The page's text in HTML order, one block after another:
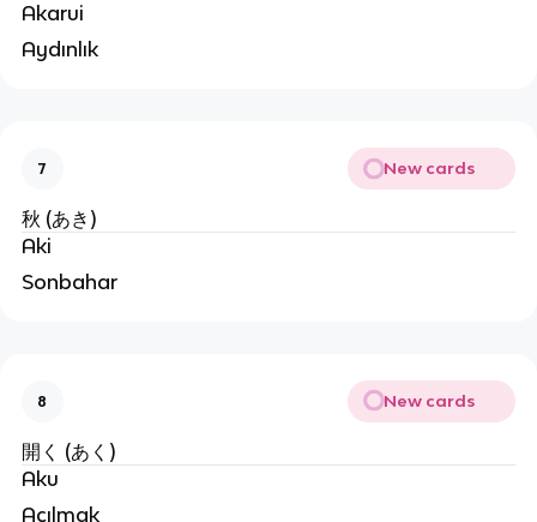
Akarui
Aydınlık
7 New cards
秋 (あき)
Aki
Sonbahar
8 New cards
開く (あく)
Aku
Açılmak